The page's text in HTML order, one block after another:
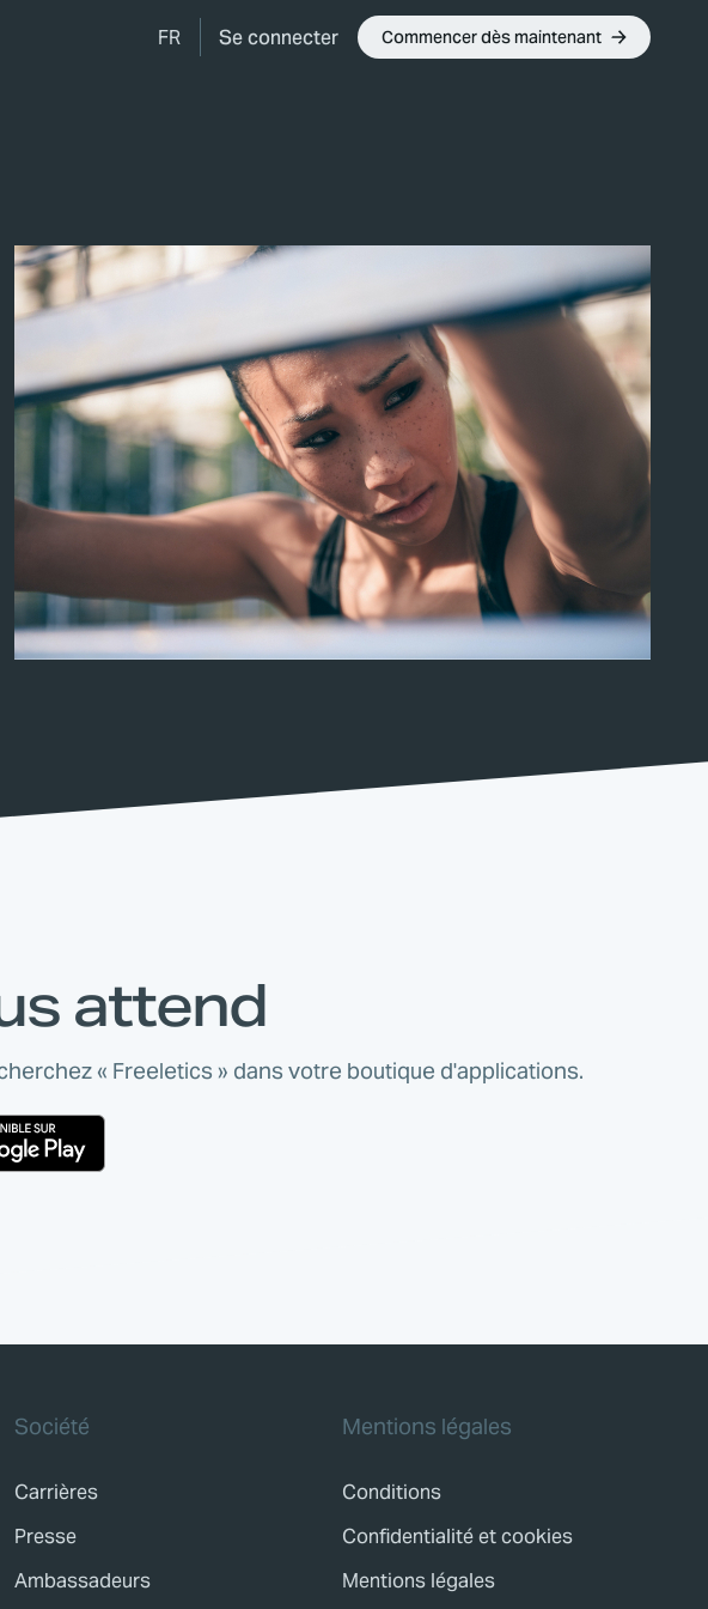
FR Se connecter Commencer dès maintenant
attend
« Freeletics » dans votre boutique d'applications.
Société
Carrières
Presse
Ambassadeurs
Mentions légales
Conditions
Confidentialité et cookies
Mentions légales